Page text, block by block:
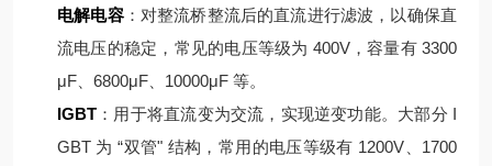
电解电容：对整流桥整流后的直流进行滤波，以确保直
流电压的稳定，常见的电压等级为 400V，容量有 3300
μF、6800μF、10000μF 等。
IGBT ：用于将直流变为交流，实现逆变功能。大部分 I
GBT 为 “双管" 结构，常用的电压等级有 1200V、1700